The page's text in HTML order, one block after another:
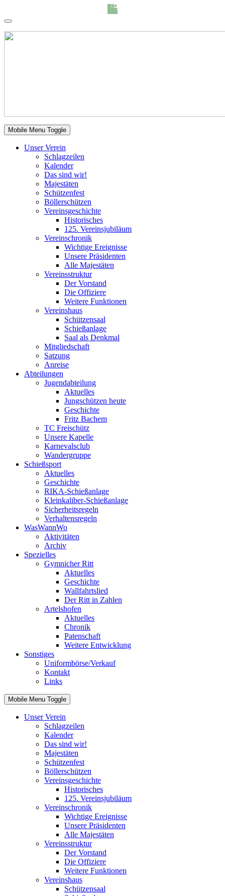
Mobile Menu Toggle
Unser Verein
Schlagzeilen
Kalender
Das sind wir!
Majestäten
Schützenfest
Böllerschützen
Vereinsgeschichte
Historisches
125. Vereinsjubiläum
Vereinschronik
Wichtige Ereignisse
Unsere Präsidenten
Alle Majestäten
Vereinsstruktur
Der Vorstand
Die Offiziere
Weitere Funktionen
Vereinshaus
Schützensaal
Schießanlage
Saal als Denkmal
Mitgliedschaft
Satzung
Anreise
Abteilungen
Jugendabteilung
Aktuelles
Jungschützen heute
Geschichte
Fritz Bachem
TC Freischütz
Unsere Kapelle
Karnevalsclub
Wandergruppe
Schießsport
Aktuelles
Geschichte
RIKA-Schießanlage
Kleinkaliber-Schießanlage
Sicherheitsregeln
Verhaltensregeln
WasWannWo
Aktivitäten
Archiv
Spezielles
Gymnicher Ritt
Aktuelles
Geschichte
Wallfahrtslied
Der Ritt in Zahlen
Artelshofen
Aktuelles
Chronik
Patenschaft
Weitere Entwicklung
Sonstiges
Uniformbörse/Verkauf
Kontakt
Links
Mobile Menu Toggle
Unser Verein
Schlagzeilen
Kalender
Das sind wir!
Majestäten
Schützenfest
Böllerschützen
Vereinsgeschichte
Historisches
125. Vereinsjubiläum
Vereinschronik
Wichtige Ereignisse
Unsere Präsidenten
Alle Majestäten
Vereinsstruktur
Der Vorstand
Die Offiziere
Weitere Funktionen
Vereinshaus
Schützensaal